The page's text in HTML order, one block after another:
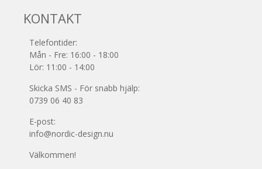
KONTAKT
Telefontider:
Mån - Fre: 16:00 - 18:00
Lör: 11:00 - 14:00
Skicka SMS - För snabb hjälp:
0739 06 40 83
E-post:
info@nordic-design.nu
Välkommen!